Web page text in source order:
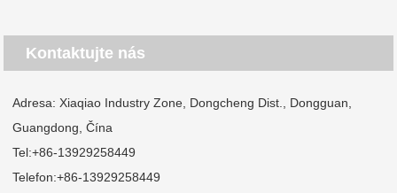
Kontaktujte nás
Adresa: Xiaqiao Industry Zone, Dongcheng Dist., Dongguan,
Guangdong, Čína
Tel:+86-13929258449
Telefon:+86-13929258449